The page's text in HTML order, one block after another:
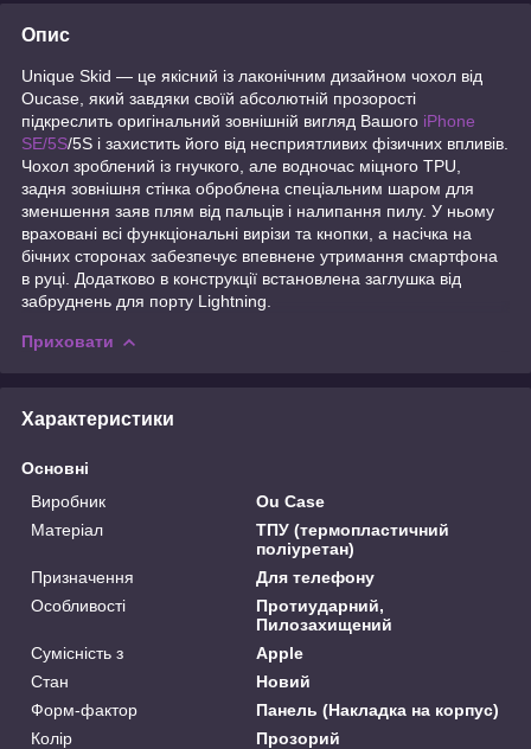
Опис
Unique Skid — це якісний із лаконічним дизайном чохол від
Oucase, який завдяки своїй абсолютній прозорості
підкреслить оригінальний зовнішній вигляд Вашого iPhone
SE/5S/5S і захистить його від несприятливих фізичних впливів.
Чохол зроблений із гнучкого, але водночас міцного TPU,
задня зовнішня стінка оброблена спеціальним шаром для
зменшення заяв плям від пальців і налипання пилу. У ньому
враховані всі функціональні вирізи та кнопки, а насічка на
бічних сторонах забезпечує впевнене утримання смартфона
в руці. Додатково в конструкції встановлена заглушка від
забруднень для порту Lightning.
Приховати
Характеристики
Основні
Виробник
Ou Case
Матеріал
ТПУ (термопластичний
поліуретан)
Призначення
Для телефону
Особливості
Протиударний,
Пилозахищений
Сумісність з
Apple
Стан
Новий
Форм-фактор
Панель (Накладка на корпус)
Колір
Прозорий